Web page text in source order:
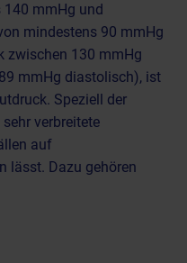
140 mmHg und
mindestens 90 mmHg
zwischen 130 mmHg
mmHg diastolisch), ist
Speziell der
verbreitete
auf
lässt. Dazu gehören